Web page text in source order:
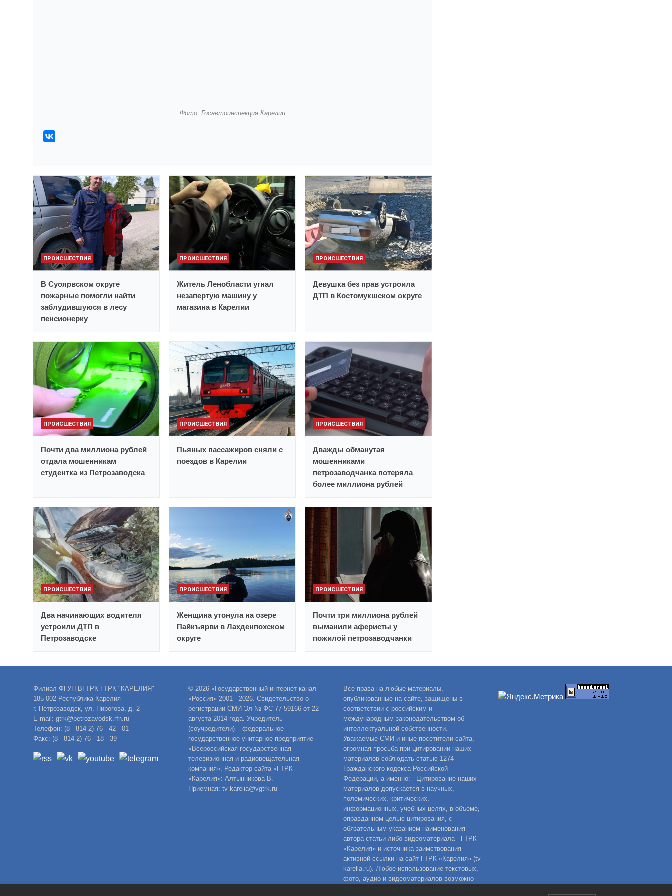
Фото: Госавтоинспекция Карелии
ПРОИСШЕСТВИЯ
В Суоярвском округе
пожарные помогли найти
заблудившуюся в лесу
пенсионерку
ПРОИСШЕСТВИЯ
Житель Ленобласти угнал
незапертую машину у
магазина в Карелии
ПРОИСШЕСТВИЯ
Девушка без прав устроила
ДТП в Костомукшском округе
ПРОИСШЕСТВИЯ
Почти два миллиона рублей
отдала мошенникам
студентка из Петрозаводска
ПРОИСШЕСТВИЯ
Пьяных пассажиров сняли с
поездов в Карелии
ПРОИСШЕСТВИЯ
Дважды обманутая
мошенниками
петрозаводчанка потеряла
более миллиона рублей
ПРОИСШЕСТВИЯ
Два начинающих водителя
устроили ДТП в
Петрозаводске
ПРОИСШЕСТВИЯ
Женщина утонула на озере
Пайкъярви в Лахденпохском
округе
ПРОИСШЕСТВИЯ
Почти три миллиона рублей
выманили аферисты у
пожилой петрозаводчанки
Филиал ФГУП ВГТРК ГТРК "КАРЕЛИЯ"
185 002 Республика Карелия
г. Петрозаводск, ул. Пирогова, д. 2
E-mail: gtrk@petrozavodsk.rfn.ru
Телефон: (8 - 814 2) 76 - 42 - 01
Факс: (8 - 814 2) 76 - 18 - 39
© 2026 «Государственный интернет-канал
«Россия» 2001 - 2026. Свидетельство о
регистрации СМИ Эл № ФС 77-59166 от 22
августа 2014 года. Учредитель
(соучредители) – федеральное
государственное унитарное предприятие
«Всероссийская государственная
телевизионная и радиовещательная
компания». Редактор сайта «ГТРК
«Карелия»: Алтынникова В.
Приемная: tv-karelia@vgtrk.ru
Все права на любые материалы,
опубликованные на сайте, защищены в
соответствии с российским и
международным законодательством об
интеллектуальной собственности.
Уважаемые СМИ и иные посетители сайта,
огромная просьба при цитировании наших
материалов соблюдать статью 1274
Гражданского кодекса Российской
Федерации, а именно: - Цитирование наших
материалов допускается в научных,
полемических, критических,
информационных, учебных целях, в объеме,
оправданном целью цитирования, с
обязательным указанием наименования
автора статьи либо видеоматериала - ГТРК
«Карелия» и источника заимствования –
активной ссылки на сайт ГТРК «Карелия» (tv-
karelia.ru). Любое использование текстовых,
фото, аудио и видеоматериалов возможно